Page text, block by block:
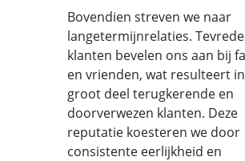
Bovendien streven we naar
langetermijnrelaties.
klanten bevelen ons aan bij
en vrienden, wat resulteert
groot deel terugkerende en
doorverwezen klanten. Deze
reputatie koesteren we door
consistente eerlijkheid en